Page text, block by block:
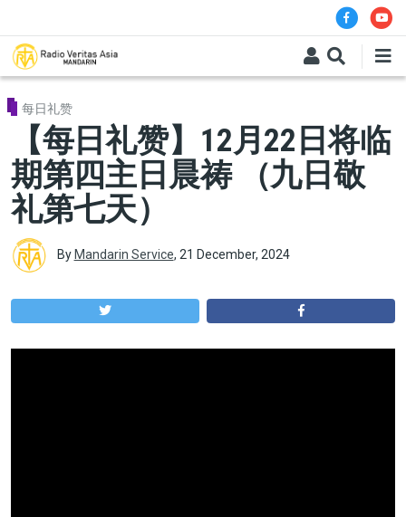
每日礼赞
【每日礼赞】12月22日将临
期第四主日晨祷 （九日敬
礼第七天）
By Mandarin Service, 21 December, 2024